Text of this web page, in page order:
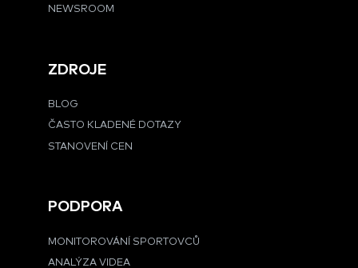
NEWSROOM
ZDROJE
BLOG
ČASTO KLADENÉ DOTAZY
STANOVENÍ CEN
PODPORA
MONITOROVÁNÍ SPORTOVCŮ
ANALÝZA VIDEA